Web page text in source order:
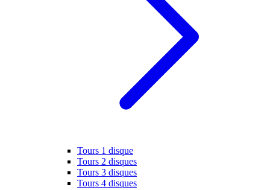
Tours 1 disque
Tours 2 disques
Tours 3 disques
Tours 4 disques